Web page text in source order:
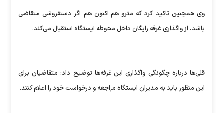
وی همچنین تاکید کرد که مترو هم اکنون هم اگر دستفروشی متقاضی
باشد، از واگذاری غرفه رایگان داخل محوطه ایستگاه استقبال می‌کند.
قلی‌ها درباره چگونگی واگذاری این غرفه‌ها توضیح داد: متقاضیان برای
این منظور باید به مدیران ایستگاه مراجعه و درخواست خود را اعلام کنند.